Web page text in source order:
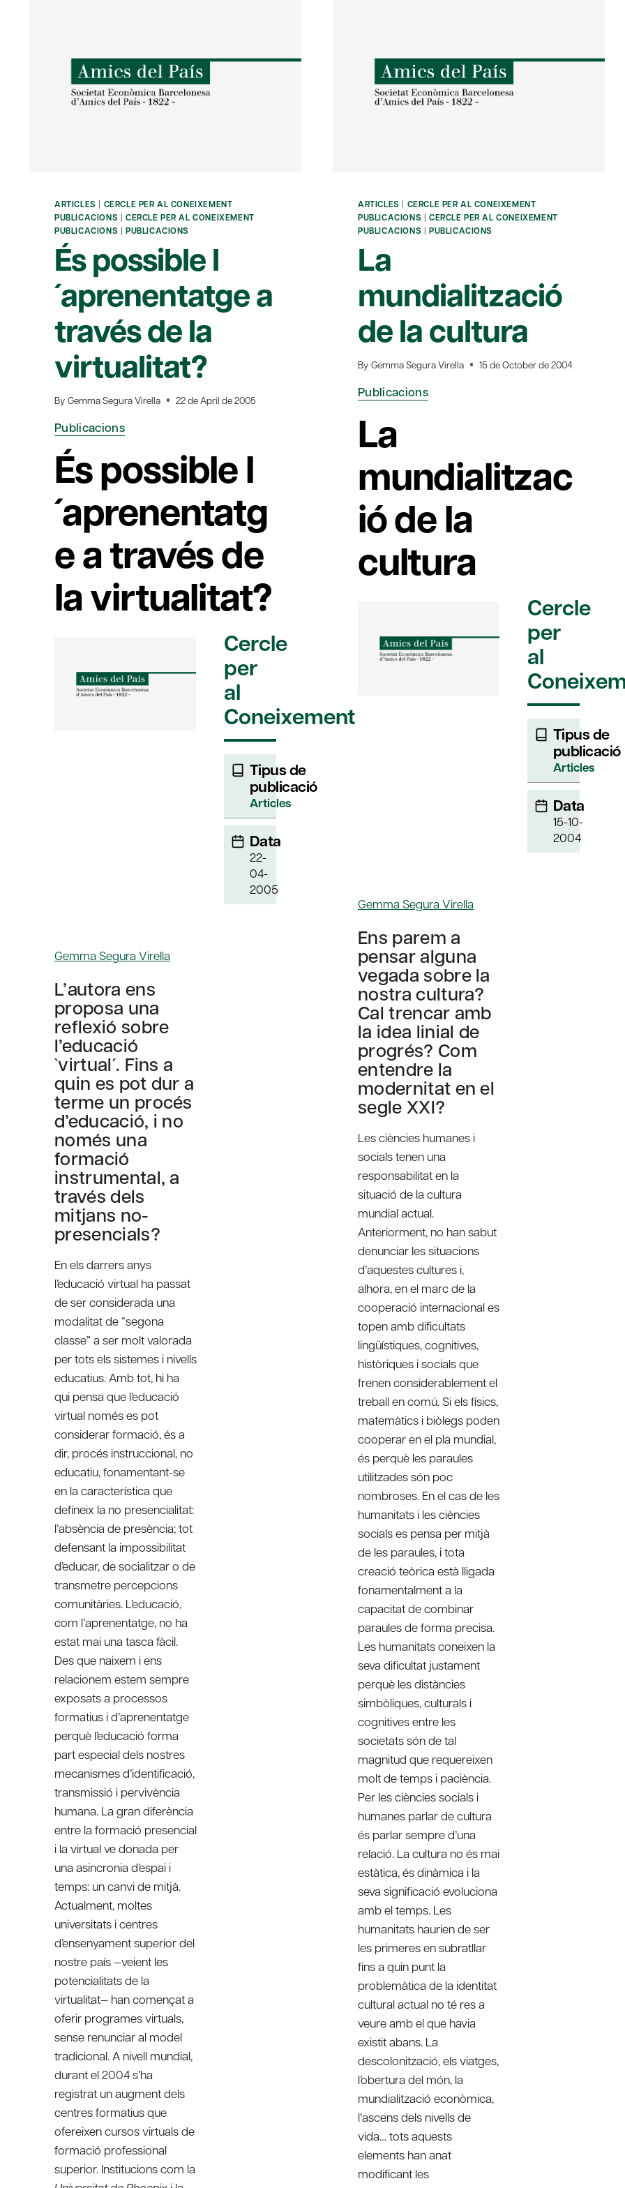
ARTICLES | CERCLE PER AL CONEIXEMENT
PUBLICACIONS | CERCLE PER AL CONEIXEMENT
PUBLICACIONS | PUBLICACIONS
És possible l
´aprenentatge a
través de la
virtualitat?
By Gemma Segura Virella 22 de April de 2005
Publicacions
És possible l
´aprenentatg
e a través de
la virtualitat?
Cercle
per
al
Coneixement
Tipus de
publicació
Articles
Data
22-
04-
2005
Gemma Segura Virella
L’autora ens
proposa una
reflexió sobre
l’educació
`virtual´. Fins a
quin es pot dur a
terme un procés
d’educació, i no
només una
formació
instrumental, a
través dels
mitjans no-
presencials?
En els darrers anys
l’educació virtual ha passat
de ser considerada una
modalitat de “segona
classe” a ser molt valorada
per tots els sistemes i nivells
educatius. Amb tot, hi ha
qui pensa que l’educació
virtual només es pot
considerar formació, és a
dir, procés instruccional, no
educatiu, fonamentant-se
en la característica que
defineix la no presencialitat:
l’absència de presència; tot
defensant la impossibilitat
d’educar, de socialitzar o de
transmetre percepcions
comunitàries. L’educació,
com l’aprenentatge, no ha
estat mai una tasca fàcil.
Des que naixem i ens
relacionem estem sempre
exposats a processos
formatius i d’aprenentatge
perquè l’educació forma
part especial dels nostres
mecanismes d’identificació,
transmissió i pervivència
humana. La gran diferència
entre la formació presencial
i la virtual ve donada per
una asincronia d’espai i
temps: un canvi de mitjà.
Actualment, moltes
universitats i centres
d’ensenyament superior del
nostre país —veient les
potencialitats de la
virtualitat— han començat a
oferir programes virtuals,
sense renunciar al model
tradicional. A nivell mundial,
durant el 2004 s’ha
registrat un augment dels
centres formatius que
ofereixen cursos virtuals de
formació professional
superior. Institucions com la
ARTICLES | CERCLE PER AL CONEIXEMENT
PUBLICACIONS | CERCLE PER AL CONEIXEMENT
PUBLICACIONS | PUBLICACIONS
La
mundialització
de la cultura
By Gemma Segura Virella 15 de October de 2004
Publicacions
La
mundialitzac
ió de la
cultura
Cercle
per
al
Tipus de
publicació
Articles
Data
15-10-
2004
Gemma Segura Virella
Ens parem a
pensar alguna
vegada sobre la
nostra cultura?
Cal trencar amb
la idea linial de
progrés? Com
entendre la
modernitat en el
segle XXI?
Les ciències humanes i
socials tenen una
responsabilitat en la
situació de la cultura
mundial actual.
Anteriorment, no han sabut
denunciar les situacions
d’aquestes cultures i,
alhora, en el marc de la
cooperació internacional es
topen amb dificultats
lingüístiques, cognitives,
històriques i socials que
frenen considerablement el
treball en comú. Si els físics,
matemàtics i biòlegs poden
cooperar en el pla mundial,
és perquè les paraules
utilitzades són poc
nombroses. En el cas de les
humanitats i les ciències
socials es pensa per mitjà
de les paraules, i tota
creació teòrica està lligada
fonamentalment a la
capacitat de combinar
paraules de forma precisa.
Les humanitats coneixen la
seva dificultat justament
perquè les distàncies
simbòliques, culturals i
cognitives entre les
societats són de tal
magnitud que requereixen
molt de temps i paciència.
Per les ciències socials i
humanes parlar de cultura
és parlar sempre d’una
relació. La cultura no és mai
estàtica, és dinàmica i la
seva significació evoluciona
amb el temps. Les
humanitats haurien de ser
les primeres en subratllar
fins a quin punt la
problemàtica de la identitat
cultural actual no té res a
veure amb el que havia
existit abans. La
descolonització, els viatges,
l’obertura del món, la
mundialització econòmica,
l’ascens dels nivells de
vida… tots aquests
elements han anat
modificant les